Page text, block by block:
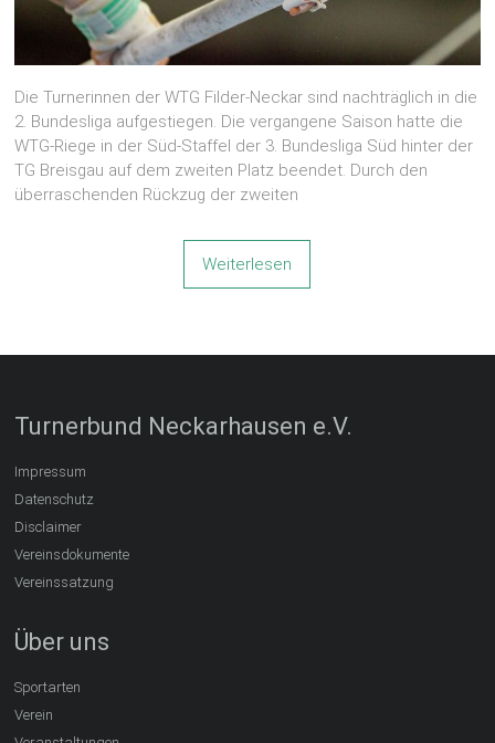
Die Turnerinnen der WTG Filder-Neckar sind nachträglich in die
2. Bundesliga aufgestiegen. Die vergangene Saison hatte die
WTG-Riege in der Süd-Staffel der 3. Bundesliga Süd hinter der
TG Breisgau auf dem zweiten Platz beendet. Durch den
überraschenden Rückzug der zweiten
Weiterlesen
Turnerbund Neckarhausen e.V.
Impressum
Datenschutz
Disclaimer
Vereinsdokumente
Vereinssatzung
Über uns
Sportarten
Verein